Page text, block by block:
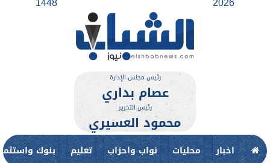
رئيس مجلس الإدارة
عصام بداري
رئيس التحرير
محمود العسيري
اخبار محليات نواب واحزاب تعليم بنوك